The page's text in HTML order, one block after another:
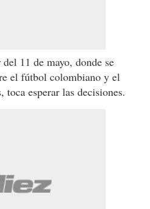
11 de mayo, donde se
el fútbol colombiano y el
toca esperar las decisiones.